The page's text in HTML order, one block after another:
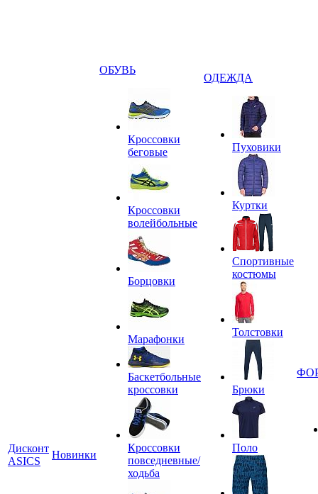
Дисконт
ASICS
Новинки
ОБУВЬ
Кроссовки
беговые
Кроссовки
волейбольные
Борцовки
Марафонки
Баскетбольные
кроссовки
Кроссовки
повседневные/
ходьба
ОДЕЖДА
Пуховики
Куртки
Спортивные
костюмы
Толстовки
Брюки
Поло